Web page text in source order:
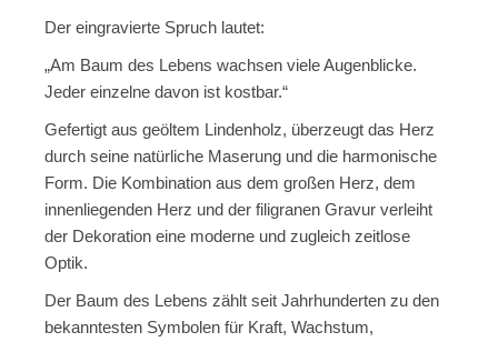
Der eingravierte Spruch lautet:
„Am Baum des Lebens wachsen viele Augenblicke.
Jeder einzelne davon ist kostbar.“
Gefertigt aus geöltem Lindenholz, überzeugt das Herz
durch seine natürliche Maserung und die harmonische
Form. Die Kombination aus dem großen Herz, dem
innenliegenden Herz und der filigranen Gravur verleiht
der Dekoration eine moderne und zugleich zeitlose
Optik.
Der Baum des Lebens zählt seit Jahrhunderten zu den
bekanntesten Symbolen für Kraft, Wachstum,